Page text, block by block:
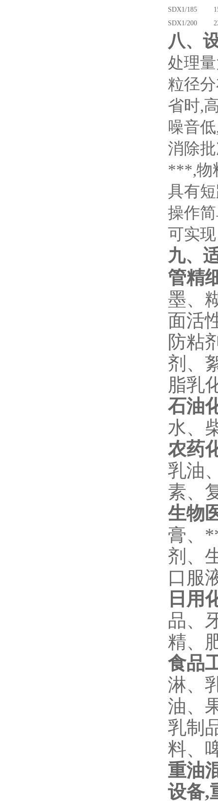
SDX1/185
SDX1/200
八、
处理
粒径
省时,
噪音低
消除
***,
具有
操作
可实
九、
管精
墨、
面活
防粘
剂、
脂乳
石油
水、
农药
乳油
素、
生物
膏、
剂、
口服
日用
品、
精、
食品
淋、
油、
乳制
料、
重油
设备,